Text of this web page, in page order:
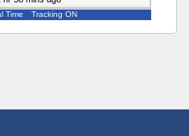
Time Tracking ON